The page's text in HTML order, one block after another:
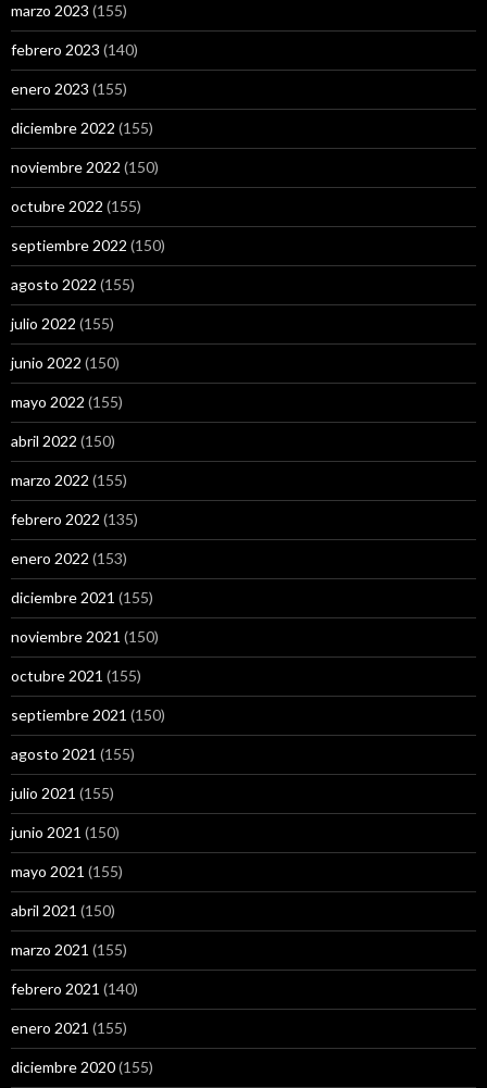
marzo 2023 (155)
febrero 2023 (140)
enero 2023 (155)
diciembre 2022 (155)
noviembre 2022 (150)
octubre 2022 (155)
septiembre 2022 (150)
agosto 2022 (155)
julio 2022 (155)
junio 2022 (150)
mayo 2022 (155)
abril 2022 (150)
marzo 2022 (155)
febrero 2022 (135)
enero 2022 (153)
diciembre 2021 (155)
noviembre 2021 (150)
octubre 2021 (155)
septiembre 2021 (150)
agosto 2021 (155)
julio 2021 (155)
junio 2021 (150)
mayo 2021 (155)
abril 2021 (150)
marzo 2021 (155)
febrero 2021 (140)
enero 2021 (155)
diciembre 2020(155)